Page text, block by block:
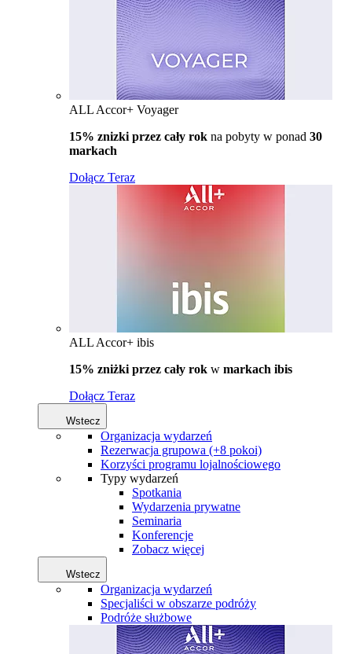
ALL Accor+ Voyager
15% znizki przez cały rok na pobyty w ponad 30
markach
Dołącz Teraz
ALL Accor+ ibis
15% zniżki przez cały rok w markach ibis
Dołącz Teraz
Wstecz
Organizacja wydarzeń
Rezerwacja grupowa (+8 pokoi)
Korzyści programu lojalnościowego
Typy wydarzeń
Spotkania
Wydarzenia prywatne
Seminaria
Konferencje
Zobacz więcej
Wstecz
Organizacja wydarzeń
Specjaliści w obszarze podróży
Podróże służbowe